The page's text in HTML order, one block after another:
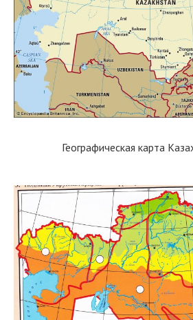
Географическая карта